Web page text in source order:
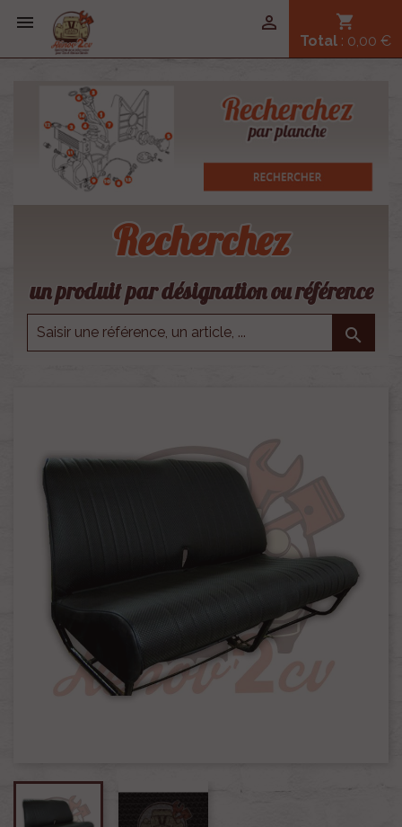
 shopping_cart
Total : 0,00 €

Recherchez
un produit par désignation ou référence
